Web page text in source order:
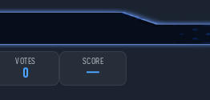
VOTES
0
SCORE
—